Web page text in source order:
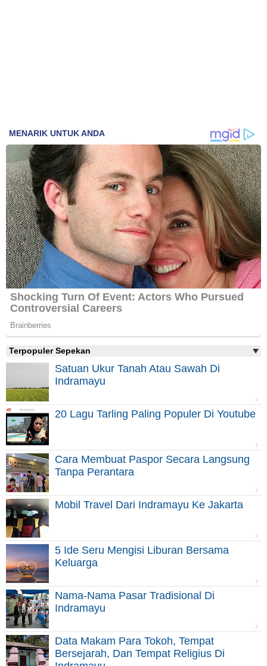
Terpopuler Sepekan
Satuan Ukur Tanah Atau Sawah Di
Indramayu
20 Lagu Tarling Paling Populer Di Youtube
Cara Membuat Paspor Secara Langsung
Tanpa Perantara
Mobil Travel Dari Indramayu Ke Jakarta
5 Ide Seru Mengisi Liburan Bersama
Keluarga
Nama-Nama Pasar Tradisional Di
Indramayu
Data Makam Para Tokoh, Tempat
Bersejarah, Dan Tempat Religius Di